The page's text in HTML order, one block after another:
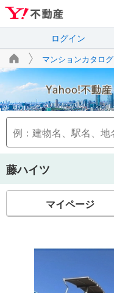
ログイン
マンションカタログ
藤ハイツ
マイページ